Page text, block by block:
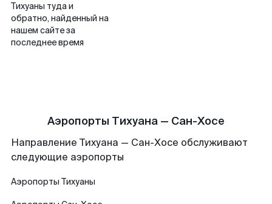
Тихуаны туда и
обратно, найденный на
нашем сайте за
последнее время
Аэропорты Тихуана — Сан-Хосе
Направление Тихуана — Сан-Хосе обслуживают
следующие аэропорты
Аэропорты Тихуаны